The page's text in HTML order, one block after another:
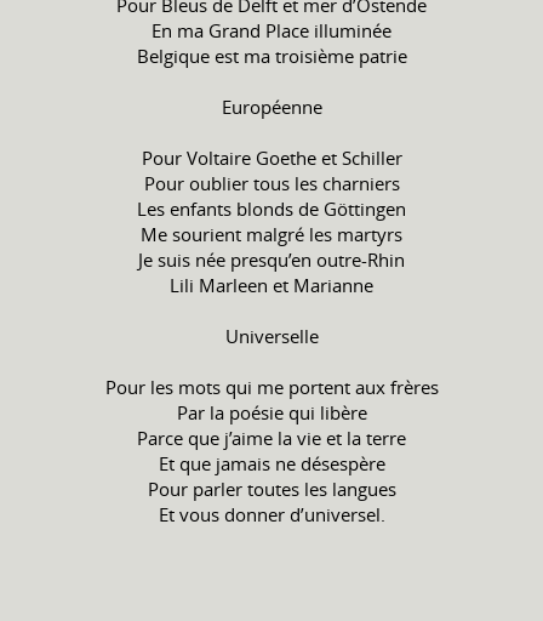
En ma Grand Place illuminée
Belgique est ma troisième patrie
Européenne
Pour Voltaire Goethe et Schiller
Pour oublier tous les charniers
Les enfants blonds de Göttingen
Me sourient malgré les martyrs
Je suis née presqu’en outre-Rhin
Lili Marleen et Marianne
Universelle
Pour les mots qui me portent aux frères
Par la poésie qui libère
Parce que j’aime la vie et la terre
Et que jamais ne désespère
Pour parler toutes les langues
Et vous donner d’universel.